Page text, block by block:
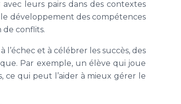
avec leurs pairs dans des contextes
développement des compétences
de conflits.
et à célébrer les succès, des
Par exemple, un élève qui joue
ce qui peut l’aider à mieux gérer le